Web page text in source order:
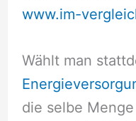
www.im-
Wählt man
die selbe